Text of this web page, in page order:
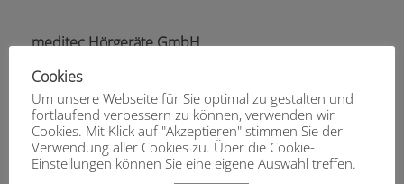
meditec Hörgeräte GmbH
Lortzingstr. 12
66111 Saarbrücken
Tel: 0681 9386008
Fax: 0681 9386013
info@meditec-hg.de
Cookies
Um unsere Webseite für Sie optimal zu gestalten und
fortlaufend verbessern zu können, verwenden wir
Cookies. Mit Klick auf "Akzeptieren" stimmen Sie der
Verwendung aller Cookies zu. Über die Cookie-
Einstellungen können Sie eine eigene Auswahl treffen.